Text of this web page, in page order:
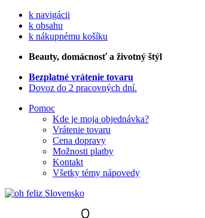
k navigácii
k obsahu
k nákupnému košíku
Beauty, domácnosť a životný štýl
Bezplatné vrátenie tovaru
Dovoz do 2 pracovných dní.
Pomoc
Kde je moja objednávka?
Vrátenie tovaru
Cena dopravy
Možnosti platby
Kontakt
Všetky témy nápovedy